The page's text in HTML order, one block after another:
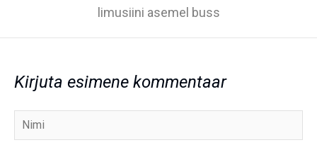
limusiini asemel buss
Kirjuta esimene kommentaar